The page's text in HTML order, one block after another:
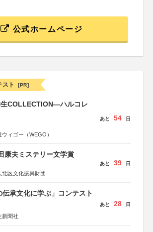
公式ホームページ
スト [PR]
COLLECTION―ハルコレ
ィゴー（WEGO）
あと 54 日
康夫ミステリー文学賞
区文化振興財団
あと 39 日
承文化に学ぶ」コンテスト
新聞社
あと 28 日